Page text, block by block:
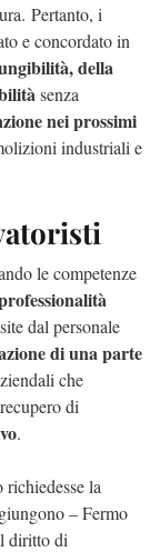
Pertanto, i
e concordato in
della
senza
nei prossimi
industriali e
le competenze
dal personale
di una parte
che
di
.
la
– Fermo
diritto di